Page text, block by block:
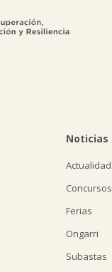
Noticias
Actualidad
Concursos
Ferias
Ongarri
Subastas